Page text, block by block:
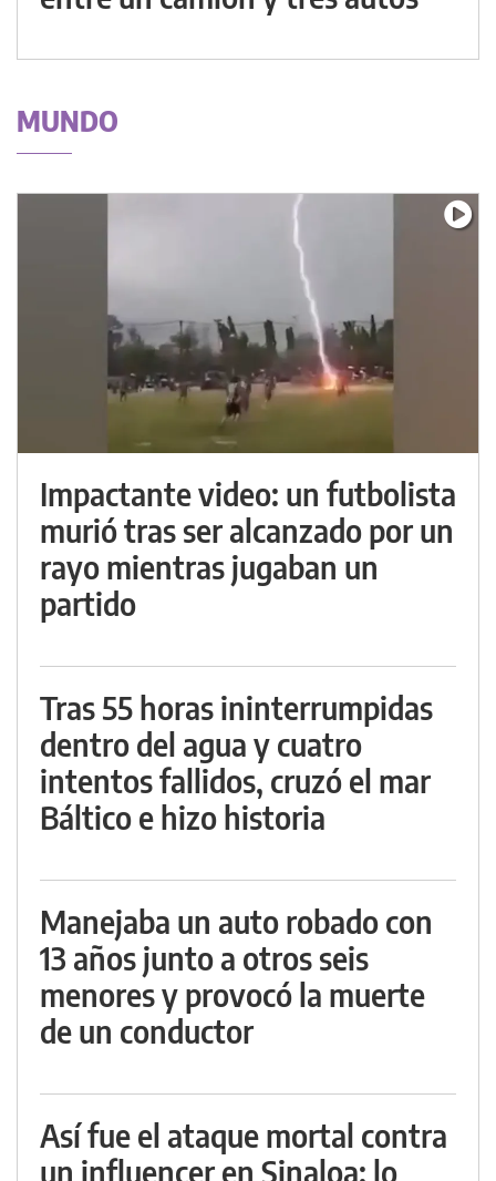
MUNDO
Impactante video: un futbolista
murió tras ser alcanzado por un
rayo mientras jugaban un
partido
Tras 55 horas ininterrumpidas
dentro del agua y cuatro
intentos fallidos, cruzó el mar
Báltico e hizo historia
Manejaba un auto robado con
13 años junto a otros seis
menores y provocó la muerte
de un conductor
Así fue el ataque mortal contra
un influencer en Sinaloa: lo